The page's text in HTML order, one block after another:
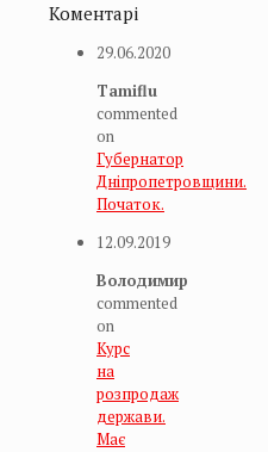
Коментарі
29.06.2020
Tamiflu
commented
on
Губернатор
Дніпропетровщини.
Початок.
12.09.2019
Володимир
commented
on
Курс
на
розпродаж
держави.
Має